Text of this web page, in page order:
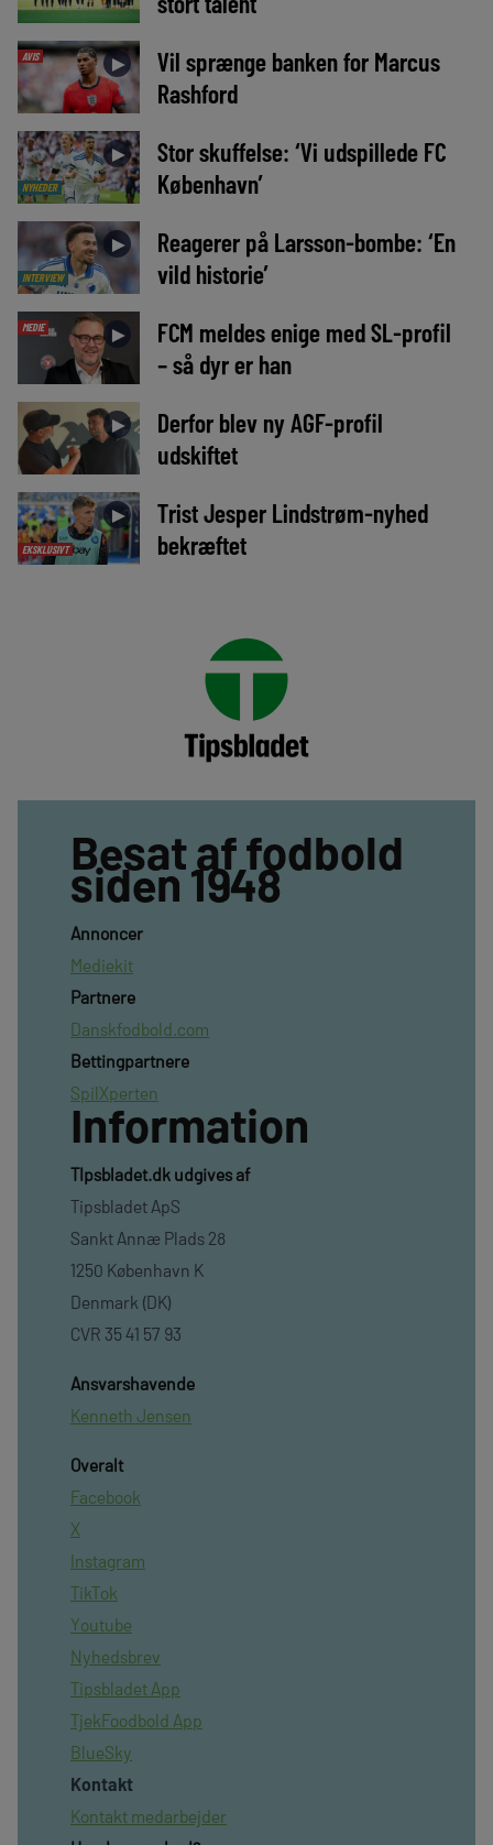
AVIS ►
Vil sprænge banken for Marcus
Rashford
NYHEDER
►
Stor skuffelse: ‘Vi udspillede FC
København’
INTERVIEW
►
Reagerer på Larsson-bombe: ‘En
vild historie’
MEDIE ►
FCM meldes enige med SL-profil
– så dyr er han
►
Derfor blev ny AGF-profil
udskiftet
EKSKLUSIVT
►
Trist Jesper Lindstrøm-nyhed
bekræftet
Besat af fodbold
siden 1948
Annoncer
Mediekit
Partnere
Danskfodbold.com
Bettingpartnere
SpilXperten
Information
TIpsbladet.dk udgives af
Tipsbladet ApS
Sankt Annæ Plads 28
1250 København K
Denmark (DK)
CVR 35 41 57 93
Ansvarshavende
Kenneth Jensen
Overalt
Facebook
X
Instagram
TikTok
Youtube
Nyhedsbrev
Tipsbladet App
TjekFoodbold App
BlueSky
Kontakt
Kontakt medarbejder